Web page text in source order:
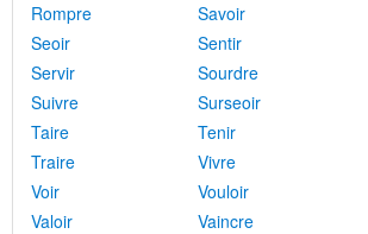
Rompre
Savoir
Seoir
Sentir
Servir
Sourdre
Suivre
Surseoir
Taire
Tenir
Traire
Vivre
Voir
Vouloir
Valoir
Vaincre